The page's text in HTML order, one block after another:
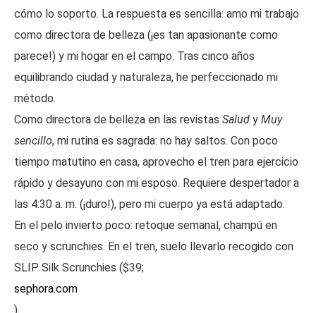
cómo lo soporto. La respuesta es sencilla: amo mi trabajo
como directora de belleza (¡es tan apasionante como
parece!) y mi hogar en el campo. Tras cinco años
equilibrando ciudad y naturaleza, he perfeccionado mi
método.
Como directora de belleza en las revistas Salud y Muy
sencillo, mi rutina es sagrada: no hay saltos. Con poco
tiempo matutino en casa, aprovecho el tren para ejercicio
rápido y desayuno con mi esposo. Requiere despertador a
las 4:30 a. m. (¡duro!), pero mi cuerpo ya está adaptado.
En el pelo invierto poco: retoque semanal, champú en
seco y scrunchies. En el tren, suelo llevarlo recogido con
SLIP Silk Scrunchies ($39;
sephora.com
).